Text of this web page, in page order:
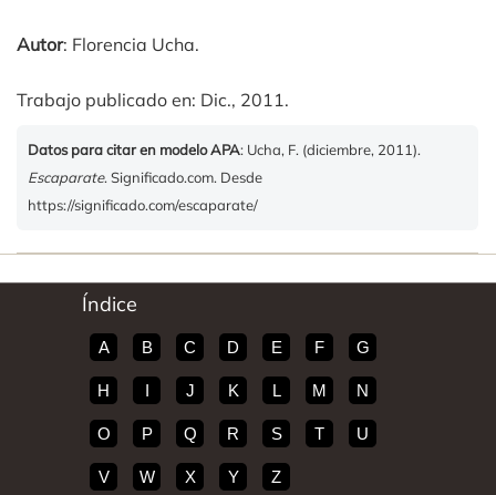
Autor: Florencia Ucha.
Trabajo publicado en: Dic., 2011.
Datos para citar en modelo APA: Ucha, F. (diciembre, 2011).
Escaparate. Significado.com. Desde
https://significado.com/escaparate/
Índice
A B C D E F G
H I J K L M N
O P Q R S T U
V W X Y Z